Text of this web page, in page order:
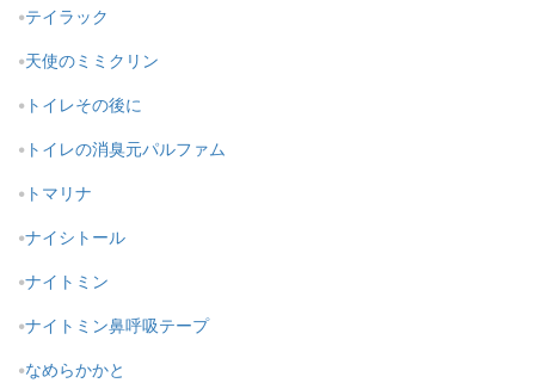
テイラック
天使のミミクリン
トイレその後に
トイレの消臭元パルファム
トマリナ
ナイシトール
ナイトミン
ナイトミン鼻呼吸テープ
なめらかかと